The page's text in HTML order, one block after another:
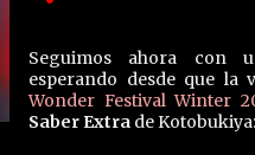
Seguimos ahora con
esperando desde que
Wonder Festival Winter
Saber Extra de Kotobukiya: